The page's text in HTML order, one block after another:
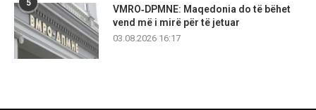
5
VMRO‑DPMNE: Maqedonia do të bëhet
vend më i mirë për të jetuar
03.08.2026 16:17